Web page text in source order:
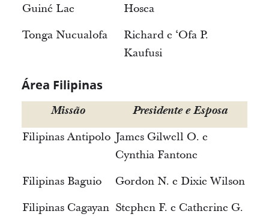
Guiné Lae
Hosea
Tonga Nucualofa
Richard e ‘Ofa P.
Kaufusi
Área Filipinas
Missão
Presidente e Esposa
Filipinas Antipolo James Gilwell O. e
Cynthia Fantone
Filipinas Baguio
Gordon N. e Dixie Wilson
Filipinas Cagayan Stephen F. e Catherine G.